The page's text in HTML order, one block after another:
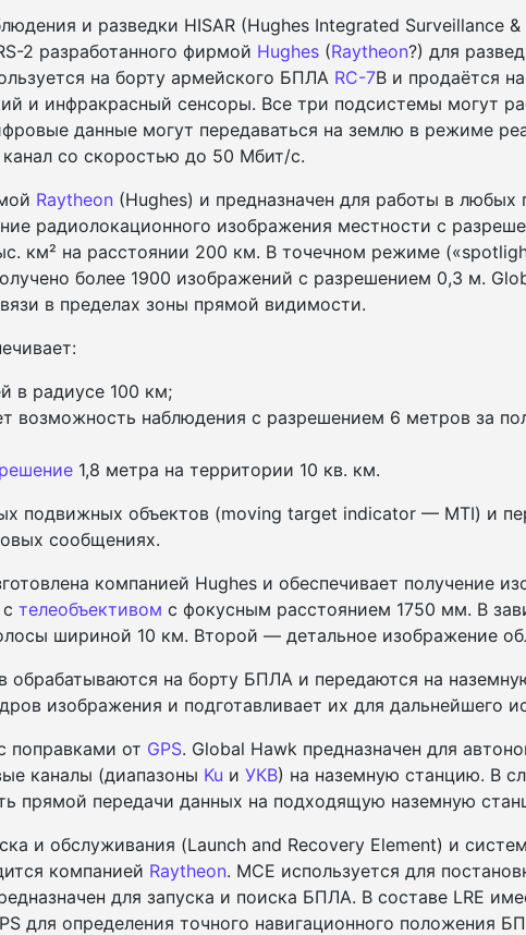
и разведки HISAR (Hughes Integrated Surveillance &
2 разработанного фирмой Hughes (Raytheon?) для
на борту армейского БПЛА RC-7B и продаётся
и инфракрасный сенсоры. Все три подсистемы могут
данные могут передаваться на землю в режиме
со скоростью до 50 Мбит/с.
Raytheon (Hughes) и предназначен для работы в любых
радиолокационного изображения местности с
км² на расстоянии 200 км. В точечном режиме
более 1900 изображений с разрешением 0,3 м.
в пределах зоны прямой видимости.
в радиусе 100 км;
возможность наблюдения с разрешением 6 метров за
1,8 метра на территории 10 кв. км.
подвижных объектов (moving target indicator — MTI) и
сообщениях.
компанией Hughes и обеспечивает получение
телеобъективом с фокусным расстоянием 1750 мм. В
шириной 10 км. Второй — детальное изображение
на борту БПЛА и передаются на
изображения и подготавливает их для дальнейшего
поправками от GPS. Global Hawk предназначен для
каналы (диапазоны Ku и УКВ) на наземную станцию. В
прямой передачи данных на подходящую наземную
и обслуживания (Launch and Recovery Element) и
компанией Raytheon. MCE используется для
для запуска и поиска БПЛА. В составе LRE
для определения точного навигационного положения